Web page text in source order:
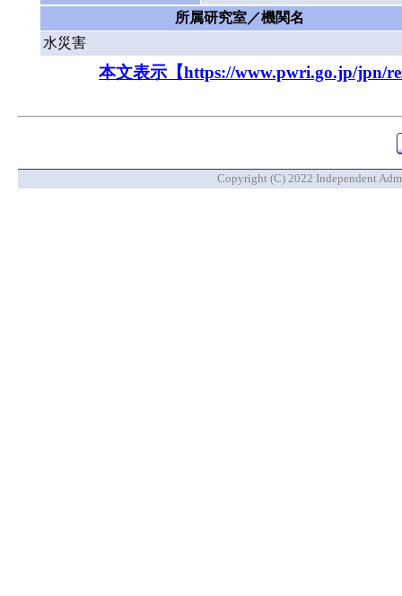
所属研究室／機関名
水災害
本文表示【https://www.pwri.go.jp/jpn/
Copyright (C) 2022 Independent